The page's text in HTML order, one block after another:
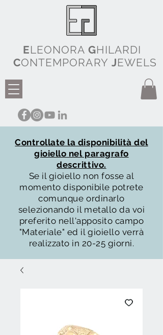
ELEONORA GHILARDI
CONTEMPORARY JEWELS
Controllate la disponibilità del
gioiello nel paragrafo
descrittivo.
Se il gioiello non fosse al
momento disponibile potrete
comunque ordinarlo
selezionando il metallo da voi
preferito nell'apposito campo
"Materiale" ed il gioiello verrà
realizzato in 20-25 giorni.